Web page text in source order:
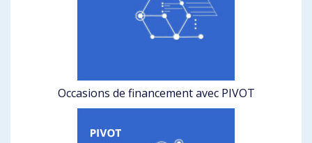
Occasions de financement avec PIVOT